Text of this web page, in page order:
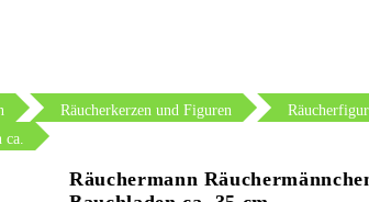
Räucherkerzen und Figuren
ca.
Räuchermann